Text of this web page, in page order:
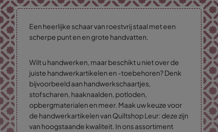
Een heerlijke schaar van roestvrij staal met een
scherpe punt en en grote handvatten.
Wilt u handwerken, maar beschikt u niet over de
juiste handwerkartikelen en -toebehoren? Denk
bijvoorbeeld aan handwerkschaartjes,
stofscharen, haaknaalden, potloden,
opbergmaterialen en meer. Maak uw keuze voor
de handwerkartikelen van Quiltshop Leur: deze zijn
van hoogstaande kwaliteit. In ons assortiment